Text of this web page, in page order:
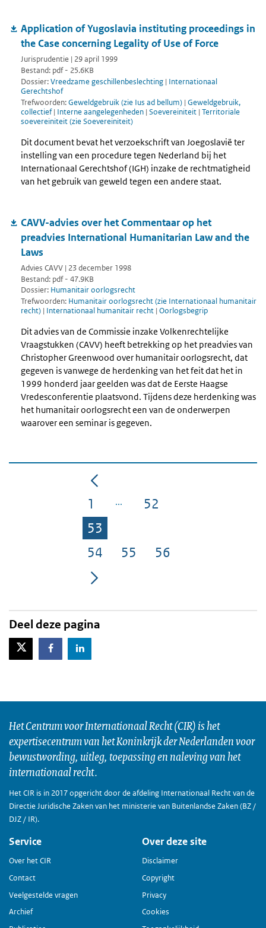
Application of Yugoslavia instituting proceedings in
the Case concerning Legality of Use of Force
Jurisprudentie | 29 april 1999
Bestand: pdf - 25.6KB
Dossier:Vreedzame geschillenbeslechting | Internationaal
Gerechtshof
Trefwoorden:Geweldgebruik (zie Ius ad bellum) | Geweldgebruik,
collectief| Interne aangelegenheden | Soevereiniteit | Territoriale
soevereiniteit (zie Soevereiniteit)
Dit document bevat het verzoekschrift van Joegoslavië ter
instelling van een procedure tegen Nederland bij het
Internationaal Gerechtshof (IGH) inzake de rechtmatigheid
van het gebruik van geweld tegen een andere staat.
CAVV-advies over het Commentaar op het
preadvies International Humanitarian Law and the
Laws
Advies CAVV | 23 december 1998
Bestand: pdf - 47.9KB
Dossier: Humanitair oorlogsrecht
Trefwoorden: Humanitair oorlogsrecht (zie Internationaal humanitair
recht) | Internationaal humanitair recht | Oorlogsbegrip
Dit advies van de Commissie inzake Volkenrechtelijke
Vraagstukken (CAVV) heeft betrekking op het preadvies van
Christopher Greenwood over humanitair oorlogsrecht, dat
gegeven is vanwege de herdenking van het feit dat het in
1999 honderd jaar geelden was dat de Eerste Haagse
Vredesconferentie plaatsvond. Tijdens deze herdenking was
het humanitair oorlogsrecht een van de onderwerpen
waarover een seminar is gegeven.
Pagina
1 Pagina
52
Pagina
53
Pagina
54 Pagina
55 Pagina
56
Deel deze pagina
X-TwitterFacebookLinkedIn
Het Centrum voor Internationaal Recht (CIR) is het
expertisecentrum van het Koninkrijk der Nederlanden voor
bewustwording, uitleg, toepassing en naleving van het
internationaal recht.
Het CIR is in 2017 opgericht door de afdeling Internationaal Recht van de
Directie Juridische Zaken van het ministerie van Buitenlandse Zaken (BZ /
DJZ / IR).
Service
Over het CIR
Contact
Veelgestelde vragen
Archief
Over deze site
Disclaimer
Copyright
Privacy
Cookies